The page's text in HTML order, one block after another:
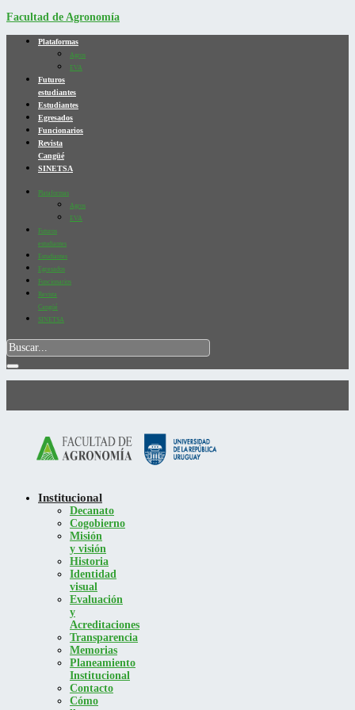
Facultad de Agronomía
Plataformas
Agros
EVA
Futuros
estudiantes
Estudiantes
Egresados
Funcionarios
Revista
Cangüé
SINETSA
Plataformas
Agros
EVA
Futuros
estudiantes
Estudiantes
Egresados
Funcionarios
Revista
Cangüé
SINETSA
Institucional
Decanato
Cogobierno
Misión
y visión
Historia
Identidad
visual
Evaluación
y
Acreditaciones
Transparencia
Memorias
Planeamiento
Institucional
Contacto
Cómo